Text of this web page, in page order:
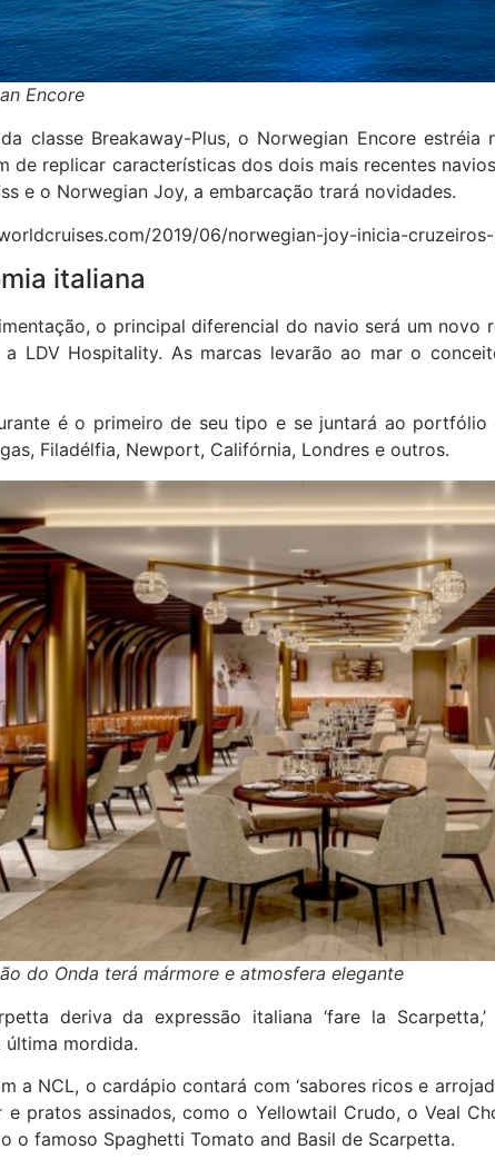
Encore
classe Breakaway-Plus, o Norwegian Encore
de replicar características dos dois mais recentes
e o Norwegian Joy, a embarcação trará novidades.
2019/06/norwegian-joy-inicia-
italiana
o principal diferencial do navio será um novo
a LDV Hospitality. As marcas levarão ao mar o
é o primeiro de seu tipo e se juntará ao portfólio
Filadélfia, Newport, Califórnia, Londres e outros.
do Onda terá mármore e atmosfera elegante
deriva da expressão italiana ‘fare la
última mordida.
a NCL, o cardápio contará com ‘sabores ricos e
pratos assinados, como o Yellowtail Crudo, o Veal
o famoso Spaghetti Tomato and Basil de Scarpetta.